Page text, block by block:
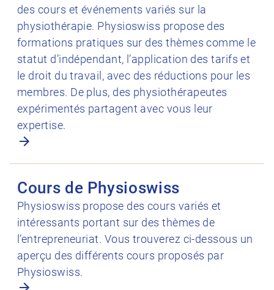
des cours et événements variés sur la
physiothérapie. Physioswiss propose des
formations pratiques sur des thèmes comme le
statut d’indépendant, l’application des tarifs et
le droit du travail, avec des réductions pour les
membres. De plus, des physiothérapeutes
expérimentés partagent avec vous leur
expertise.
Cours de Physioswiss
Physioswiss propose des cours variés et
intéressants portant sur des thèmes de
l’entrepreneuriat. Vous trouverez ci-dessous un
aperçu des différents cours proposés par
Physioswiss.